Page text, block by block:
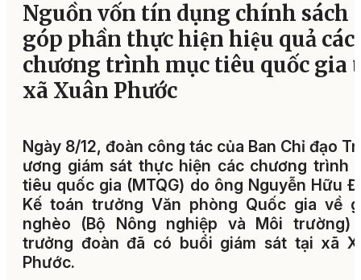
Nguồn vốn tín dụng chính sách
góp phần thực hiện hiệu quả các
chương trình mục tiêu quốc gia
xã Xuân Phước
Ngày 8/12, đoàn công tác của Ban Chỉ đạo
ương giám sát thực hiện các chương trình
tiêu quốc gia (MTQG) do ông Nguyễn Hữu
Kế toán trưởng Văn phòng Quốc gia về
nghèo (Bộ Nông nghiệp và Môi trường)
trưởng đoàn đã có buổi giám sát tại xã
Phước.